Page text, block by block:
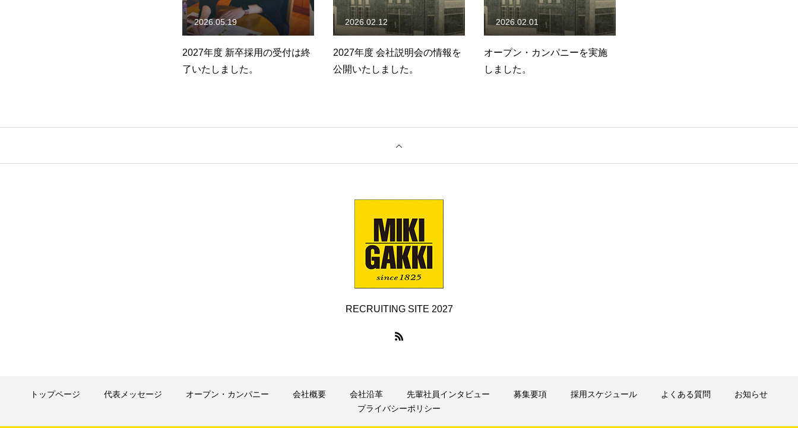
2027年度 会社説明会の情報を
公開いたしました。
2026.02.12
オープン・カンパニーを実施
しました。
2026.02.01
2027年度 オープン・カンパニ
ーの情報を公開いたしまし
2025.12.02
RECRUITING SITE 2027
トップページ 代表メッセージ オープン・カンパニー 会社概要 会社沿革 先輩社員インタビュー 募集要項 採用スケジュール よくある質問
お知らせ
プライバシーポリシー